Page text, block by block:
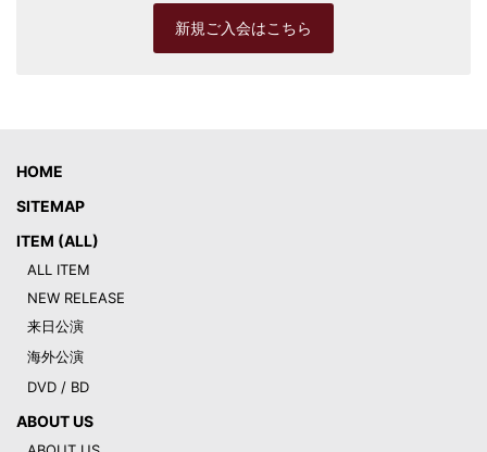
新規ご入会はこちら
HOME
SITEMAP
ITEM (ALL)
ALL ITEM
NEW RELEASE
来日公演
海外公演
DVD / BD
ABOUT US